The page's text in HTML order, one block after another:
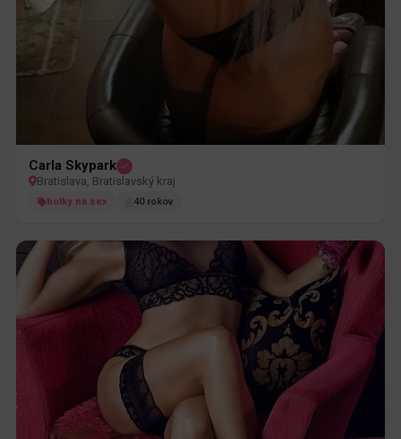
Carla Skypark
Bratislava, Bratislavský kraj
holky na sex 40 rokov